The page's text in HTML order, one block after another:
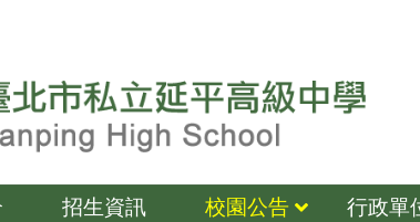
招生資訊 校園公告 行政單